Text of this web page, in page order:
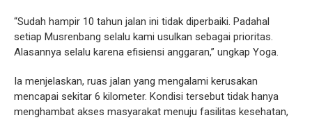
“Sudah hampir 10 tahun jalan ini tidak diperbaiki. Padahal
setiap Musrenbang selalu kami usulkan sebagai prioritas.
Alasannya selalu karena efisiensi anggaran,” ungkap Yoga.
Ia menjelaskan, ruas jalan yang mengalami kerusakan
mencapai sekitar 6 kilometer. Kondisi tersebut tidak hanya
menghambat akses masyarakat menuju fasilitas kesehatan,